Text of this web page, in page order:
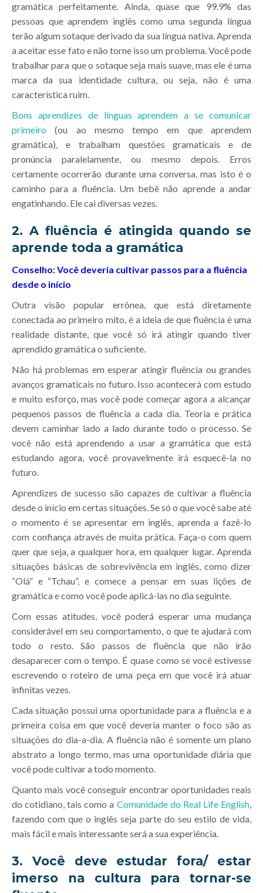
gramática perfeitamente. Ainda, quase que 99.9% das
pessoas que aprendem inglês como uma segunda língua
terão algum sotaque derivado da sua língua nativa. Aprenda
a aceitar esse fato e não torne isso um problema. Você pode
trabalhar para que o sotaque seja mais suave, mas ele é uma
marca da sua identidade cultura, ou seja, não é uma
característica ruim.
Bons aprendizes de línguas aprendem a se comunicar
primeiro (ou ao mesmo tempo em que aprendem
gramática), e trabalham questões gramaticais e de
pronúncia paralelamente, ou mesmo depois. Erros
certamente ocorrerão durante uma conversa, mas isto é o
caminho para a fluência. Um bebê não aprende a andar
engatinhando. Ele cai diversas vezes.
2. A fluência é atingida quando se
aprende toda a gramática
Conselho: Você deveria cultivar passos para a fluência
desde o início
Outra visão popular errônea, que está diretamente
conectada ao primeiro mito, é a ideia de que fluência é uma
realidade distante, que você só irá atingir quando tiver
aprendido gramática o suficiente.
Não há problemas em esperar atingir fluência ou grandes
avanços gramaticais no futuro. Isso acontecerá com estudo
e muito esforço, mas você pode começar agora a alcançar
pequenos passos de fluência a cada dia. Teoria e prática
devem caminhar lado a lado durante todo o processo. Se
você não está aprendendo a usar a gramática que está
estudando agora, você provavelmente irá esquecê-la no
futuro.
Aprendizes de sucesso são capazes de cultivar a fluência
desde o início em certas situações. Se só o que você sabe até
o momento é se apresentar em inglês, aprenda a fazê-lo
com confiança através de muita prática. Faça-o com quem
quer que seja, a qualquer hora, em qualquer lugar. Aprenda
situações básicas de sobrevivência em inglês, como dizer
“Olá” e “Tchau”, e comece a pensar em suas lições de
gramática e como você pode aplicá-las no dia seguinte.
Com essas atitudes, você poderá esperar uma mudança
considerável em seu comportamento, o que te ajudará com
todo o resto. São passos de fluência que não irão
desaparecer com o tempo. É quase como se você estivesse
escrevendo o roteiro de uma peça em que você irá atuar
infinitas vezes.
Cada situação possui uma oportunidade para a fluência e a
primeira coisa em que você deveria manter o foco são as
situações do dia-a-dia. A fluência não é somente um plano
abstrato a longo termo, mas uma oportunidade diária que
você pode cultivar a todo momento.
Quanto mais você conseguir encontrar oportunidades reais
do cotidiano, tais como a Comunidade do Real Life English,
fazendo com que o inglês seja parte do seu estilo de vida,
mais fácil e mais interessante será a sua experiência.
3. Você deve estudar fora/ estar
imerso na cultura para tornar-se